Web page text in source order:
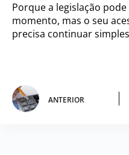
Porque a legislação
momento, mas o seu
precisa continuar
ANTERIOR